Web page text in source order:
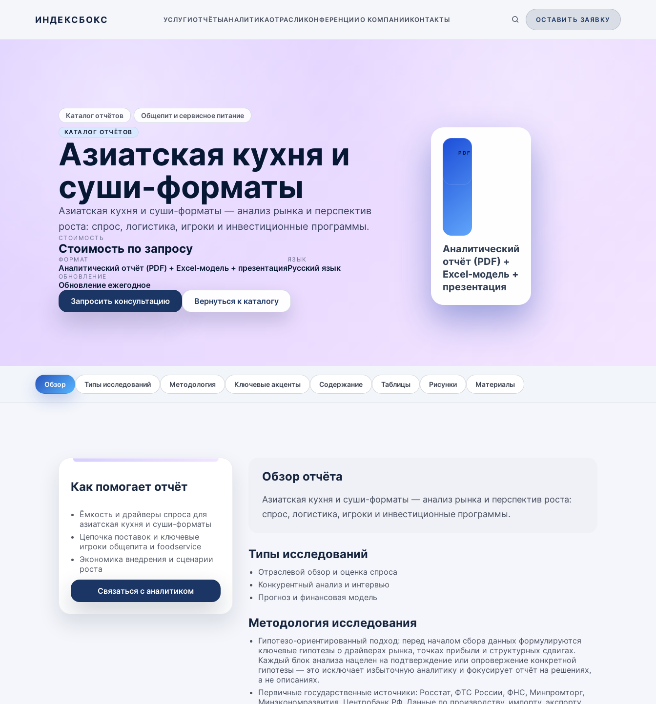
ИНДЕКСБОКС УСЛУГИОТЧЁТЫАНАЛИТИКАОТРАСЛИКОНФЕРЕНЦИИО КОМПАНИИКОНТАКТЫ ОСТАВИТЬ ЗАЯВКУ
Каталог отчётов Общепит и сервисное питание
КАТАЛОГ ОТЧЁТОВ
Азиатская кухня и
суши-форматы
Азиатская кухня и суши-форматы — анализ рынка и перспектив
роста: спрос, логистика, игроки и инвестиционные программы.
СТОИМОСТЬ
Стоимость по запросу
ФОРМАТ
Аналитический отчёт (PDF) + Excel-модель + презентация
ЯЗЫК
Русский язык
ОБНОВЛЕНИЕ
Обновление ежегодное
Запросить консультацию
Вернуться к каталогу
PDF
Аналитический
отчёт (PDF) +
Excel-модель +
презентация
Обзор Типы исследований Методология Ключевые акценты Содержание Таблицы Рисунки Материалы
Как помогает отчёт
Ёмкость и драйверы спроса для
азиатская кухня и суши-форматы
Цепочка поставок и ключевые
игроки общепита и foodservice
Экономика внедрения и сценарии
роста
Связаться с аналитиком
Обзор отчёта
Азиатская кухня и суши-форматы — анализ рынка и перспектив роста:
спрос, логистика, игроки и инвестиционные программы.
Типы исследований
Отраслевой обзор и оценка спроса
Конкурентный анализ и интервью
Прогноз и финансовая модель
Методология исследования
Гипотезо-ориентированный подход: перед началом сбора данных формулируются
ключевые гипотезы о драйверах рынка, точках прибыли и структурных сдвигах.
Каждый блок анализа нацелен на подтверждение или опровержение конкретной
гипотезы — это исключает избыточную аналитику и фокусирует отчёт на решениях,
а не описаниях.
Первичные государственные источники: Росстат, ФТС России, ФНС, Минпромторг,
Минэкономразвития, Центробанк РФ. Данные по производству, импорту, экспорту,